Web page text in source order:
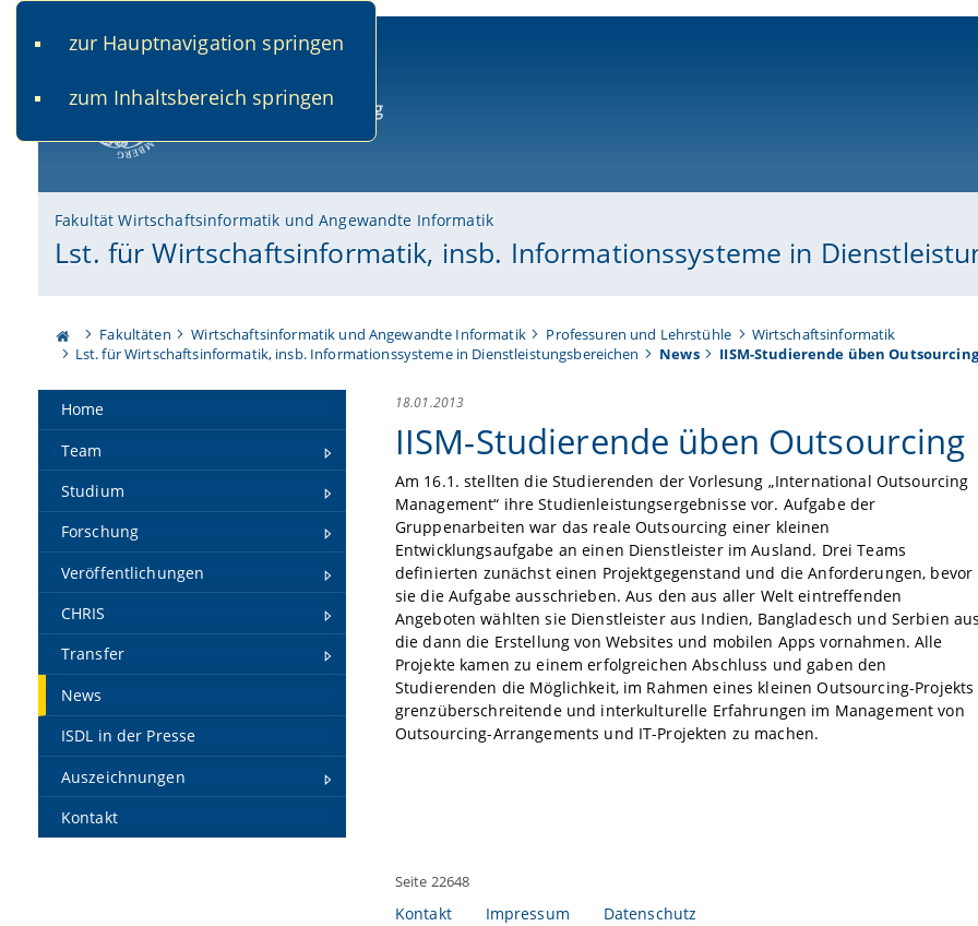
zur Hauptnavigation springen
zum Inhaltsbereich springen
Fakultät Wirtschaftsinformatik und Angewandte Informatik
Lst. für Wirtschaftsinformatik, insb. Informationssysteme in
Fakultäten Wirtschaftsinformatik und Angewandte Informatik Professuren und Lehrstühle
Wirtschaftsinformatik
Lst. für Wirtschaftsinformatik, insb. Informationssysteme in Dienstleistungsbereichen
News IISM-Studierende üben Outsourcing
Home
Team
Studium
Forschung
Veröffentlichungen
CHRIS
Transfer
News
ISDL in der Presse
Auszeichnungen
Kontakt
18.01.2013
IISM-Studierende üben Outsourcing
Am 16.1. stellten die Studierenden der Vorlesung „International Outsourcing
Management“ ihre Studienleistungsergebnisse vor. Aufgabe der
Gruppenarbeiten war das reale Outsourcing einer kleinen
Entwicklungsaufgabe an einen Dienstleister im Ausland. Drei Teams
definierten zunächst einen Projektgegenstand und die Anforderungen, bevor
sie die Aufgabe ausschrieben. Aus den aus aller Welt eintreffenden
Angeboten wählten sie Dienstleister aus Indien, Bangladesch und Serbien
die dann die Erstellung von Websites und mobilen Apps vornahmen. Alle
Projekte kamen zu einem erfolgreichen Abschluss und gaben den
Studierenden die Möglichkeit, im Rahmen eines kleinen Outsourcing-Projekts
grenzüberschreitende und interkulturelle Erfahrungen im Management von
Outsourcing-Arrangements und IT-Projekten zu machen.
Seite 22648
Kontakt Impressum Datenschutz